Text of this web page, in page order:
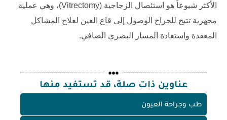
الأكثر شيوعاً هو استئصال الزجاجية (Vitrectomy)، وهي عملية
مجهرية تتيح للجراح الوصول إلى قاع العين لعلاج المشاكل
المعقدة واستعادة المسار البصري الصافي.
عناوين ذات صلة، قد تستفيد منها
طب وجراحة العيون